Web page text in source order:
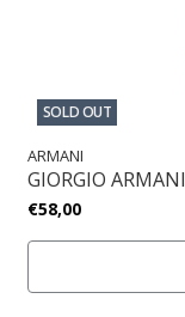
SOLD OUT
ARMANI
GIORGIO
€58,00